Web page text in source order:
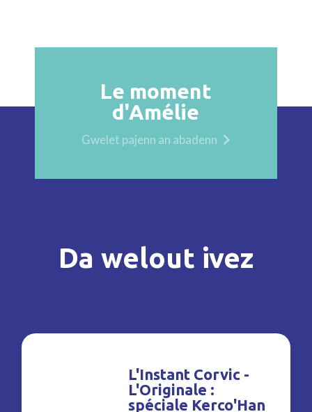
Le moment
d'Amélie
Gwelet pajenn an abadenn
Da welout ivez
L'Instant Corvic -
L'Originale :
spéciale Kerco'Han